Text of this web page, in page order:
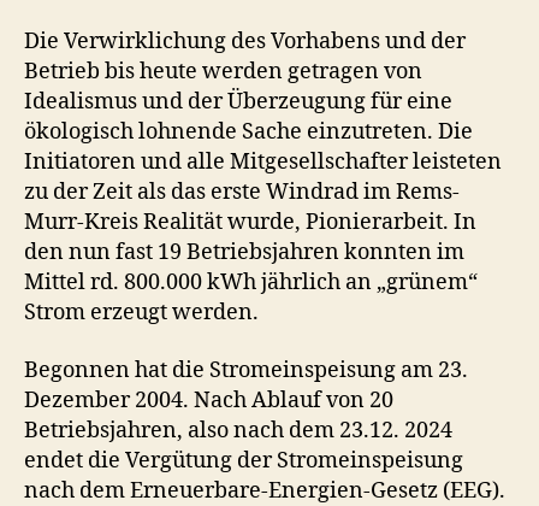
Die Verwirklichung des Vorhabens und der
Betrieb bis heute werden getragen von
Idealismus und der Überzeugung für eine
ökologisch lohnende Sache einzutreten. Die
Initiatoren und alle Mitgesellschafter leisteten
zu der Zeit als das erste Windrad im Rems-
Murr-Kreis Realität wurde, Pionierarbeit. In
den nun fast 19 Betriebsjahren konnten im
Mittel rd. 800.000 kWh jährlich an „grünem“
Strom erzeugt werden.
Begonnen hat die Stromeinspeisung am 23.
Dezember 2004. Nach Ablauf von 20
Betriebsjahren, also nach dem 23.12. 2024
endet die Vergütung der Stromeinspeisung
nach dem Erneuerbare-Energien-Gesetz (EEG).